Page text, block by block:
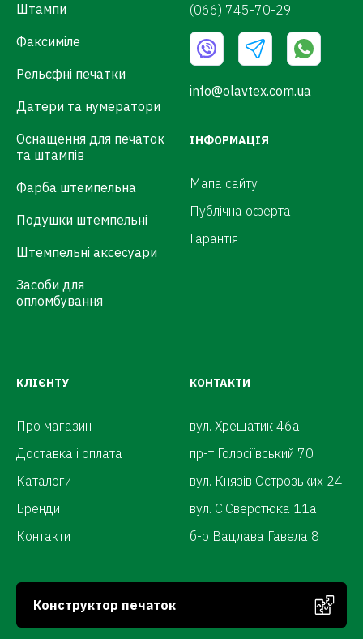
Штампи
Факсиміле
Рельєфні печатки
Датери та нумератори
Оснащення для печаток
та штампів
Фарба штемпельна
Подушки штемпельні
Штемпельні аксесуари
Засоби для
опломбування
(066) 745-70-29
info@olavtex.com.ua
ІНФОРМАЦІЯ
Мапа сайту
Публічна оферта
Гарантія
КЛІЄНТУ
Про магазин
Доставка і оплата
Каталоги
Бренди
Контакти
КОНТАКТИ
вул. Хрещатик 46а
пр-т Голосіївський 70
вул. Князів Острозьких 24
вул. Є.Сверстюка 11а
б-р Вацлава Гавела 8
Конструктор печаток